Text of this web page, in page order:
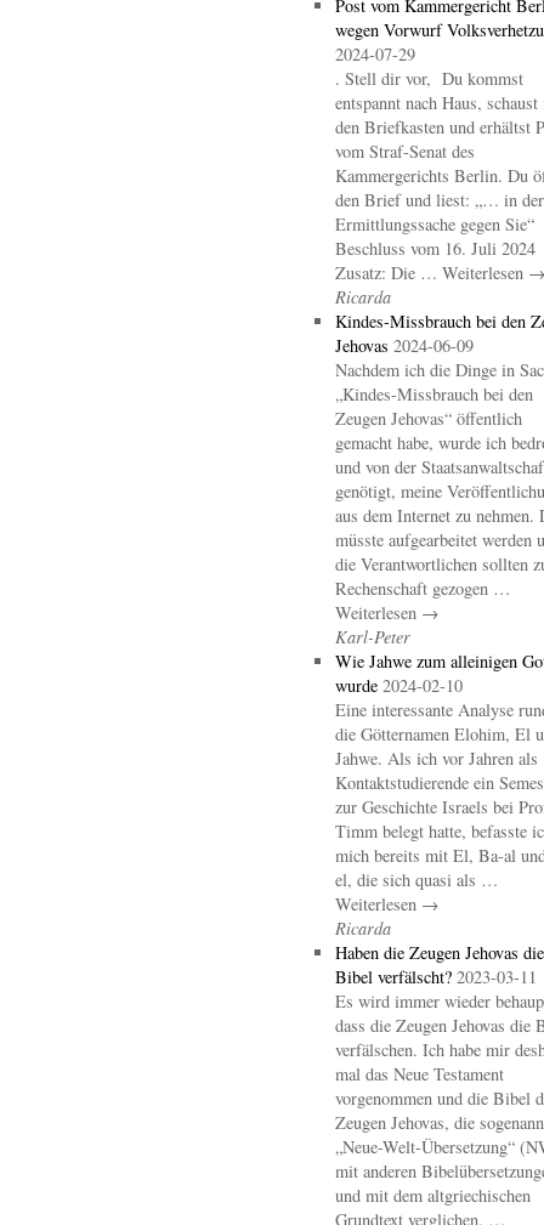
Post vom Kammergericht
wegen Vorwurf
2024-07-29
. Stell dir vor, Du kommst
entspannt nach Haus, schaust
den Briefkasten und erhältst
vom Straf-Senat des
Kammergerichts Berlin. Du
den Brief und liest: „… in der
Ermittlungssache gegen Sie“
Beschluss vom 16. Juli 2024
Zusatz: Die … Weiterlesen →
Ricarda
Kindes-Missbrauch bei den
Jehovas 2024-06-09
Nachdem ich die Dinge in
„Kindes-Missbrauch bei den
Zeugen Jehovas“ öffentlich
gemacht habe, wurde ich
und von der
genötigt, meine
aus dem Internet zu nehmen.
müsste aufgearbeitet werden
die Verantwortlichen sollten
Rechenschaft gezogen …
Weiterlesen →
Karl-Peter
Wie Jahwe zum alleinigen
wurde 2024-02-10
Eine interessante Analyse
die Götternamen Elohim, El
Jahwe. Als ich vor Jahren als
Kontaktstudierende ein
zur Geschichte Israels bei
Timm belegt hatte, befasste
mich bereits mit El, Ba-al
el, die sich quasi als …
Weiterlesen →
Ricarda
Haben die Zeugen Jehovas die
Bibel verfälscht? 2023-03-11
Es wird immer wieder
dass die Zeugen Jehovas die
verfälschen. Ich habe mir
mal das Neue Testament
vorgenommen und die Bibel
Zeugen Jehovas, die
„Neue-Welt-Übersetzung“
mit anderen
und mit dem altgriechischen
Grundtext verglichen. …